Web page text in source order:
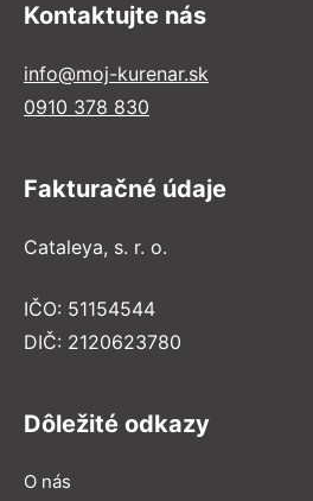
Kontaktujte nás
info@moj-kurenar.sk
0910 378 830
Fakturačné údaje
Cataleya, s. r. o.
IČO: 51154544
DIČ: 2120623780
Dôležité odkazy
O nás